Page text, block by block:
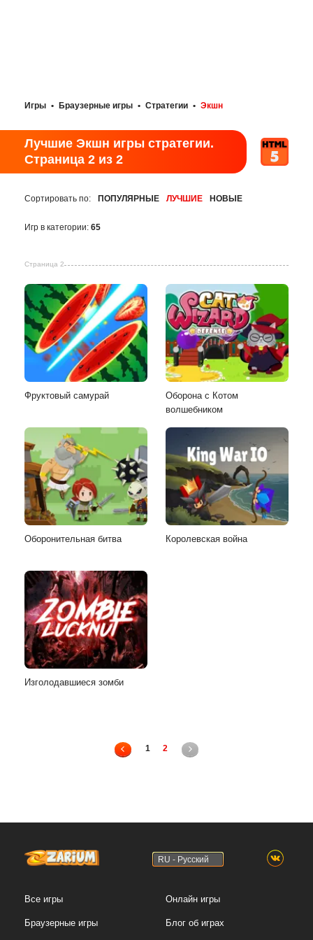
Игры • Браузерные игры • Стратегии • Экшн
Лучшие Экшн игры стратегии.
Страница 2 из 2
Сортировать по: ПОПУЛЯРНЫЕ ЛУЧШИЕ НОВЫЕ
Игр в категории: 65
Страница 2
Фруктовый самурай
Оборона с Котом
волшебником
Оборонительная битва Королевская война
Изголодавшиеся зомби
1 2
RU - Русский
Все игры
Браузерные игры
Онлайн игры
Блог об играх